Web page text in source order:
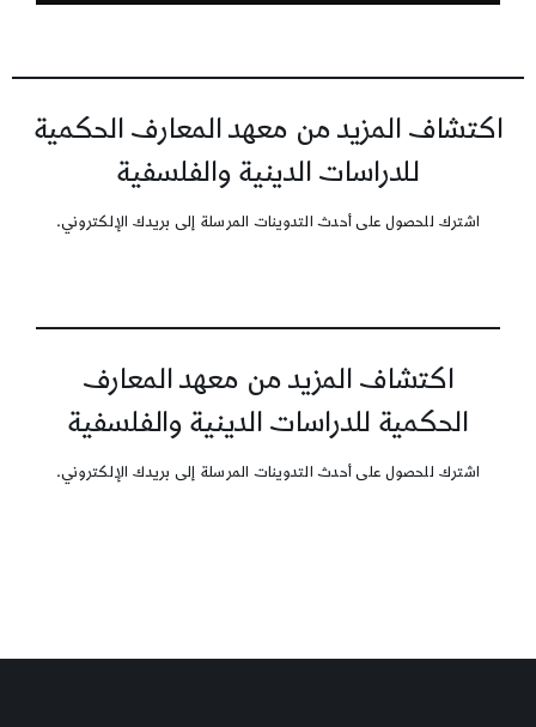
اكتشاف المزيد من معهد المعارف الحكمية
للدراسات الدينية والفلسفية
اشترك للحصول على أحدث التدوينات المرسلة إلى بريدك الإلكتروني.
اكتشاف المزيد من معهد المعارف
الحكمية للدراسات الدينية والفلسفية
اشترك للحصول على أحدث التدوينات المرسلة إلى بريدك الإلكتروني.